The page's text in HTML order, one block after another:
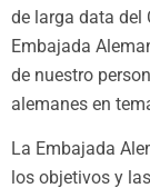
de larga data del
Embajada
de nuestro
alemanes en
La Embajada
los objetivos y